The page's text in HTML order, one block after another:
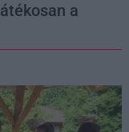
a